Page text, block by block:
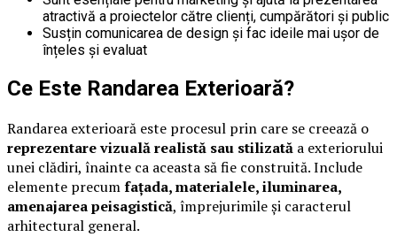
atractivă a proiectelor către clienți, cumpărători și public
Susțin comunicarea de design și fac ideile mai ușor de
înțeles și evaluat
Ce Este Randarea Exterioară?
Randarea exterioară este procesul prin care se creează o
reprezentare vizuală realistă sau stilizată a exteriorului
unei clădiri, înainte ca aceasta să fie construită. Include
elemente precumfațada, materialele, iluminarea,
amenajarea peisagistică, împrejurimile și caracterul
arhitectural general.